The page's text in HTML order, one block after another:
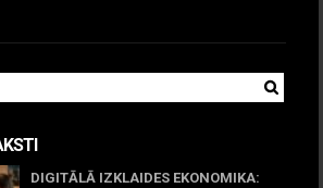
DIGITĀLĀ IZKLAIDES EKONOMIKA: